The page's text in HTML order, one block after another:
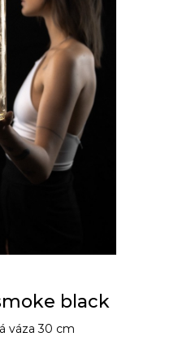
black
váza 30 cm